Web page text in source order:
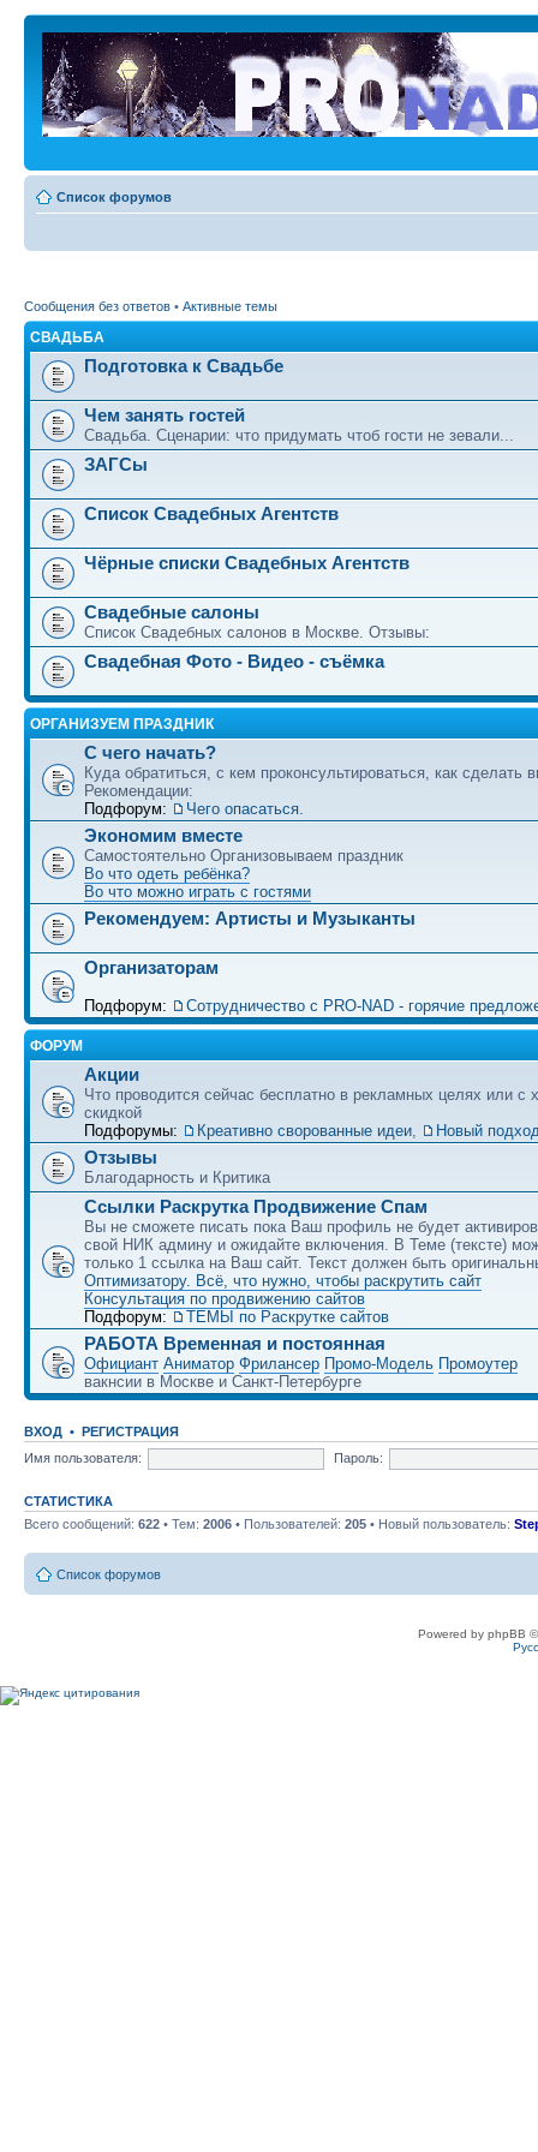
Список форумов
Сообщения без ответов • Активные темы
СВАДЬБА
Подготовка к Свадьбе
Чем занять гостей
Свадьба. Сценарии: что придумать чтоб гости не зевали...
ЗАГСы
Список Свадебных Агентств
Чёрные списки Свадебных Агентств
Свадебные салоны
Список Свадебных салонов в Москве. Отзывы:
Свадебная Фото - Видео - съёмка
ОРГАНИЗУЕМ ПРАЗДНИК
С чего начать?
Куда обратиться, с кем проконсультироваться, как сделать
Рекомендации:
Подфорум:
Чего опасаться.
Экономим вместе
Самостоятельно Организовываем праздник
Во что одеть ребёнка?
Во что можно играть с гостями
Рекомендуем: Артисты и Музыканты
Организаторам
Подфорум: Сотрудничество c PRO-NAD - горячие
ФОРУМ
Акции
Что проводится сейчас бесплатно в рекламных целях или с
скидкой
Подфорумы:
Креативно сворованные идеи, Новый
Отзывы
Благодарность и Критика
Ссылки Раскрутка Продвижение Спам
Вы не сможете писать пока Ваш профиль не будет
свой НИК админу и ожидайте включения. В Теме (тексте)
только 1 ссылка на Ваш сайт. Текст должен быть
Оптимизатору. Всё, что нужно, чтобы раскрутить сайт
Консультация по продвижению сайтов
Подфорум:
ТЕМЫ по Раскрутке сайтов
РАБОТА Временная и постоянная
Официант Аниматор Фрилансер Промо-Модель Промоутер
вакнсии в Москве и Санкт-Петербурге
ВХОД • РЕГИСТРАЦИЯ
Имя пользователя:
Пароль:
СТАТИСТИКА
Всего сообщений: 622 • Тем: 2006 • Пользователей: 205 • Новый пользователь:
Список форумов
Powered by phpBB